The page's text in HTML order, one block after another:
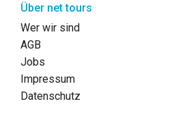
Über net tours
Wer wir sind
AGB
Jobs
Impressum
Datenschutz